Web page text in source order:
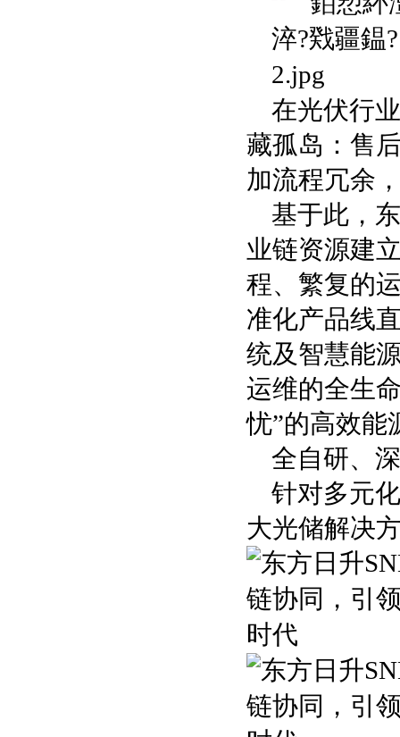
在光伏行
藏孤岛：售
加流程冗余
基于此，
业链资源建
程、繁复的
准化产品线
统及智慧能
运维的全生
忧”的高效能
全自研、
针对多元
大光储解决